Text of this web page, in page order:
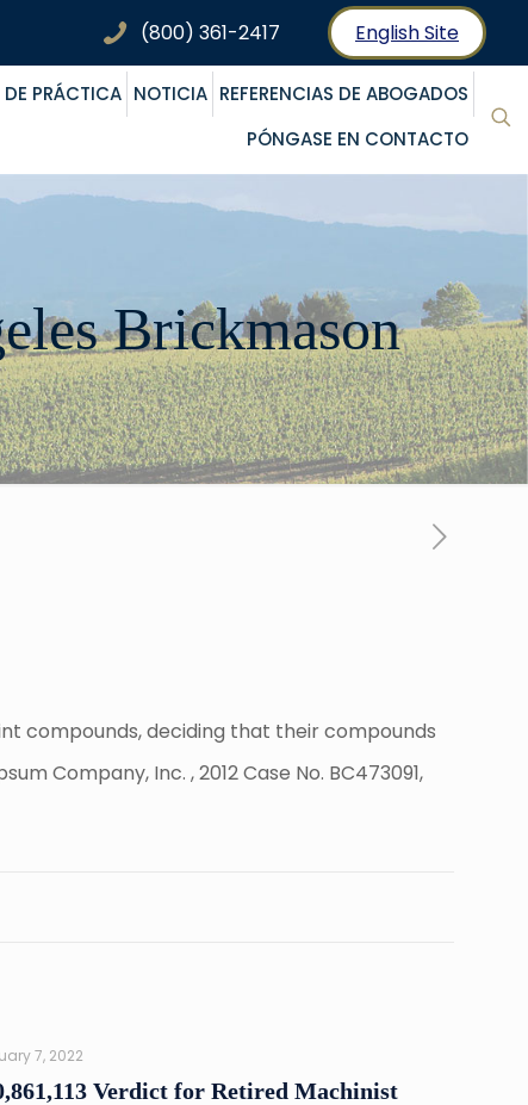
(800) 361-2417 English Site
DE PRÁCTICA NOTICIA REFERENCIAS DE ABOGADOS
PÓNGASE EN CONTACTO
Brickmason
compounds, deciding that their compounds
Company, Inc. , 2012 Case No. BC473091,
7, 2022
Verdict for Retired Machinist